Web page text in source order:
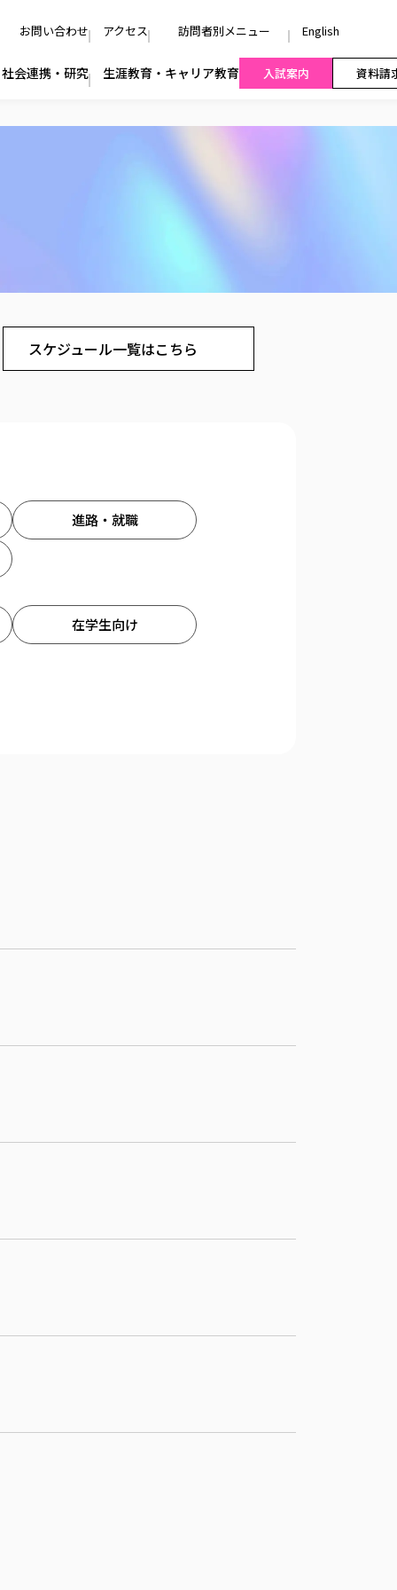
お問い合わせ アクセス 訪問者別メニュー English
社会連携・研究 生涯教育・キャリア教育 入試案内 資料請
進路・就職
在学生向け
スケジュール一覧はこちら